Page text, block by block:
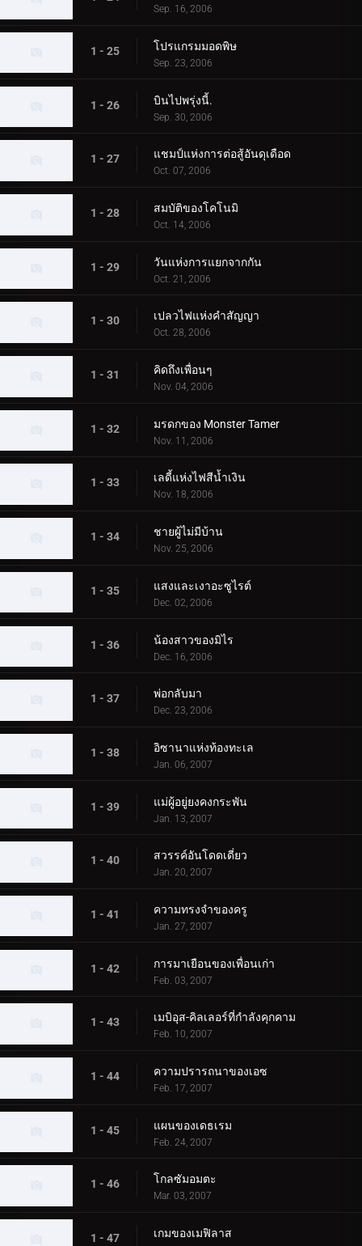
Sep. 16, 2006
1 - 25 โปรแกรมมอดพิษ
Sep. 23, 2006
1 - 26 บินไปพรุ่งนี้.
Sep. 30, 2006
1 - 27 แชมป์แห่งการต่อสู้อันดุเดือด
Oct. 07, 2006
1 - 28 สมบัติของโคโนมิ
Oct. 14, 2006
1 - 29 วันแห่งการแยกจากกัน
Oct. 21, 2006
1 - 30 เปลวไฟแห่งคำสัญญา
Oct. 28, 2006
1 - 31 คิดถึงเพื่อนๆ
Nov. 04, 2006
1 - 32 มรดกของ Monster Tamer
Nov. 11, 2006
1 - 33 เลดี้แห่งไฟสีน้ำเงิน
Nov. 18, 2006
1 - 34 ชายผู้ไม่มีบ้าน
Nov. 25, 2006
1 - 35 แสงและเงาอะซูไรต์
Dec. 02, 2006
1 - 36 น้องสาวของมิไร
Dec. 16, 2006
1 - 37 พ่อกลับมา
Dec. 23, 2006
1 - 38 อิซานาแห่งท้องทะเล
Jan. 06, 2007
1 - 39 แม่ผู้อยู่ยงคงกระพัน
Jan. 13, 2007
1 - 40 สวรรค์อันโดดเดี่ยว
Jan. 20, 2007
1 - 41 ความทรงจำของครู
Jan. 27, 2007
1 - 42 การมาเยือนของเพื่อนเก่า
Feb. 03, 2007
1 - 43 เมบิอุส-คิลเลอร์ที่กำลังคุกคาม
Feb. 10, 2007
1 - 44 ความปรารถนาของเอซ
Feb. 17, 2007
1 - 45 แผนของเดธเรม
Feb. 24, 2007
1 - 46 โกลซัมอมตะ
Mar. 03, 2007
1 - 47 เกมของเมฟิลาส